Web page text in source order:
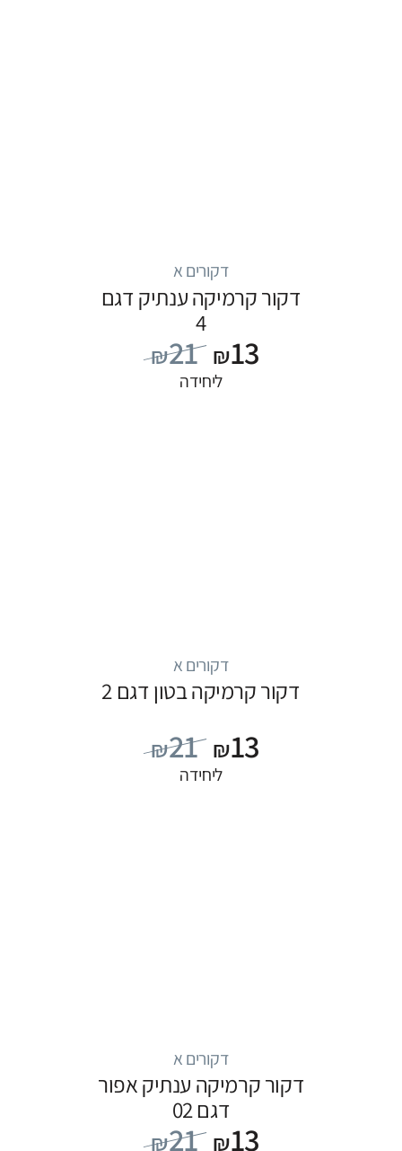
דקורים א
דקור קרמיקה ענתיק דגם
4
₪21 ₪13
ליחידה
דקורים א
דקור קרמיקה בטון דגם 2
₪21 ₪13
ליחידה
דקורים א
דקור קרמיקה ענתיק אפור
דגם 02
₪21 ₪13